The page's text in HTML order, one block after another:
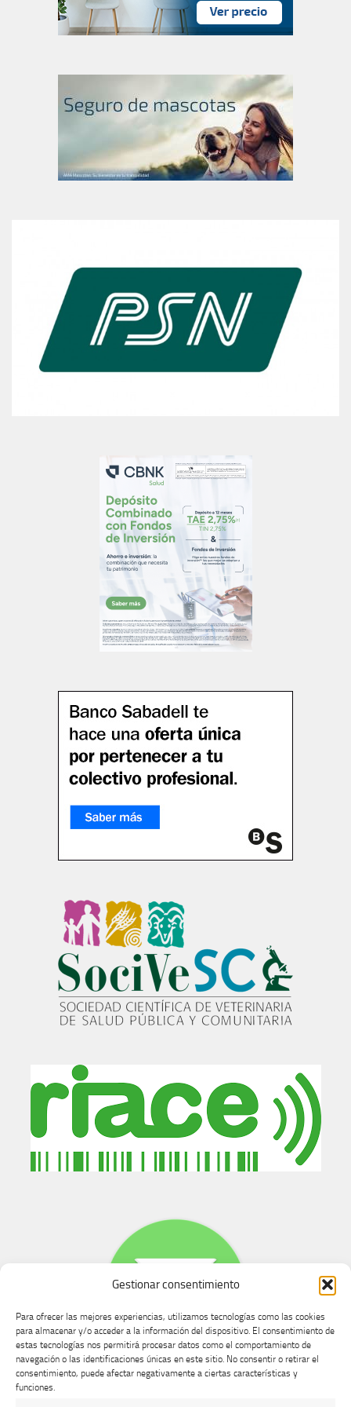
Gestionar consentimiento
Para ofrecer las mejores experiencias, utilizamos tecnologías como las cookies
para almacenar y/o acceder a la información del dispositivo. El consentimiento de
estas tecnologías nos permitirá procesar datos como el comportamiento de
navegación o las identificaciones únicas en este sitio. No consentir o retirar el
consentimiento, puede afectar negativamente a ciertas características y
funciones.
Buzón de dudas, quejas y sugerencias